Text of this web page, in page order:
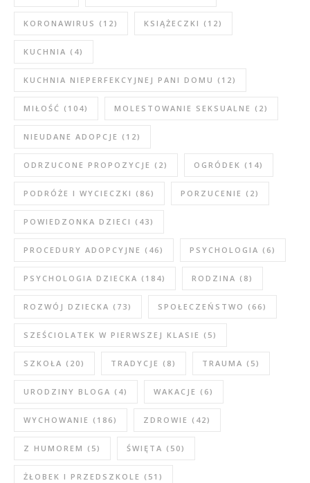
KORONAWIRUS (12) KSIĄŻECZKI (12)
KUCHNIA (4)
KUCHNIA NIEPERFEKCYJNEJ PANI DOMU (12)
MIŁOŚĆ (104) MOLESTOWANIE SEKSUALNE (2)
NIEUDANE ADOPCJE (12)
ODRZUCONE PROPOZYCJE (2) OGRÓDEK (14)
PODRÓŻE I WYCIECZKI (86) PORZUCENIE (2)
POWIEDZONKA DZIECI (43)
PROCEDURY ADOPCYJNE (46) PSYCHOLOGIA (6)
PSYCHOLOGIA DZIECKA (184) RODZINA (8)
ROZWÓJ DZIECKA (73) SPOŁECZEŃSTWO (66)
SZEŚCIOLATEK W PIERWSZEJ KLASIE (5)
SZKOŁA (20) TRADYCJE (8) TRAUMA (5)
URODZINY BLOGA (4) WAKACJE (6)
WYCHOWANIE (186) ZDROWIE (42)
Z HUMOREM (5) ŚWIĘTA (50)
ŻŁOBEK I PRZEDSZKOLE (51)